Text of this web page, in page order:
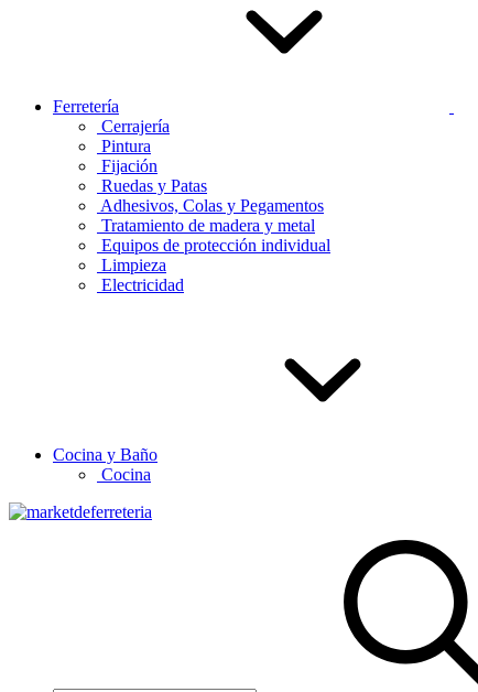
Ferretería
Cerrajería
Pintura
Fijación
Ruedas y Patas
Adhesivos, Colas y Pegamentos
Tratamiento de madera y metal
Equipos de protección individual
Limpieza
Electricidad
Cocina y Baño
Cocina